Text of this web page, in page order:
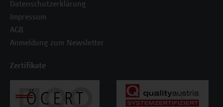
Datenschutzerklärung
Impressum
AGB
Anmeldung zum Newsletter
Zertifikate